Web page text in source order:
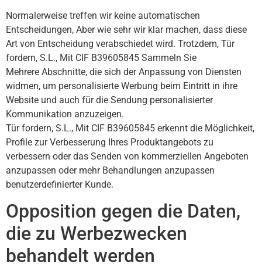
Normalerweise treffen wir keine automatischen
Entscheidungen, Aber wie sehr wir klar machen, dass diese
Art von Entscheidung verabschiedet wird. Trotzdem, Tür
fordern, S.L., Mit CIF B39605845 Sammeln Sie
Mehrere Abschnitte, die sich der Anpassung von Diensten
widmen, um personalisierte Werbung beim Eintritt in ihre
Website und auch für die Sendung personalisierter
Kommunikation anzuzeigen.
Tür fordern, S.L., Mit CIF B39605845 erkennt die Möglichkeit,
Profile zur Verbesserung Ihres Produktangebots zu
verbessern oder das Senden von kommerziellen Angeboten
anzupassen oder mehr Behandlungen anzupassen
benutzerdefinierter Kunde.
Opposition gegen die Daten,
die zu Werbezwecken
behandelt werden